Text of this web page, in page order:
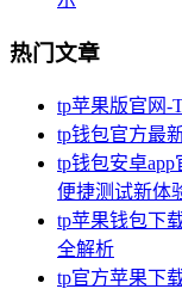
热门文章
tp苹果版官网-
tp钱包官方最
tp钱包安卓
便捷测试新体
tp苹果钱包下
全解析
tp官方苹果下